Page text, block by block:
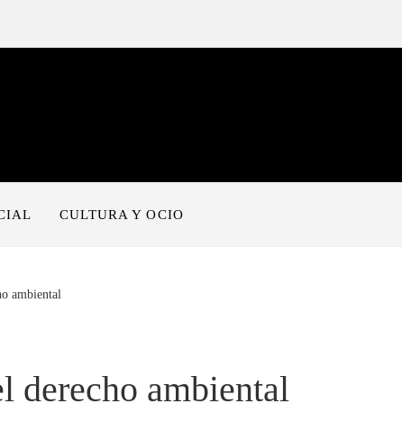
CULTURA Y OCIO
ambiental
derecho ambiental